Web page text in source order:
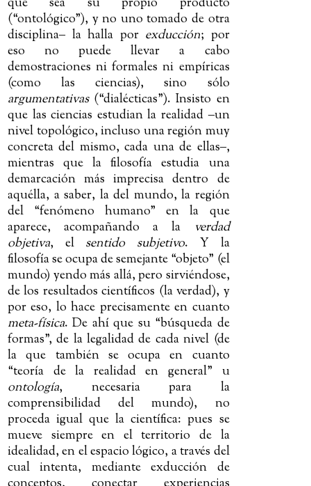
(“ontológico”), y no uno tomado de otra
disciplina‒la halla por exducción; por
eso no puede llevar a cabo
demostraciones ni formales ni empíricas
(como las ciencias), sino sólo
argumentativas(“dialécticas”). Insisto en
que las ciencias estudian la realidad‒un
nivel topológico, incluso una región muy
concreta del mismo, cada una de ellas‒,
mientras que la filosofía estudia una
demarcación más imprecisa dentro de
aquélla, a saber, la del mundo, la región
del “fenómeno humano” en la que
aparece, acompañando a la verdad
objetiva, el sentido subjetivo. Y la
filosofía se ocupa de semejante “objeto” (el
mundo) yendo más allá, pero sirviéndose,
de los resultados científicos (la verdad), y
por eso, lo hace precisamente en cuanto
meta-física. De ahí que su “búsqueda de
formas”, de la legalidad de cada nivel (de
la que también se ocupa en cuanto
“teoría de la realidad en general” u
ontología, necesaria para la
comprensibilidad del mundo), no
proceda igual que la científica: pues se
mueve siempre en el territorio de la
idealidad, en el espacio lógico, a través del
cual intenta, mediante exducción de